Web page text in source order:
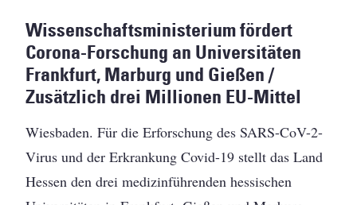
Wissenschaftsministerium fördert
Corona-Forschung an Universitäten
Frankfurt, Marburg und Gießen /
Zusätzlich drei Millionen EU-Mittel
Wiesbaden. Für die Erforschung des SARS-CoV-2-
Virus und der Erkrankung Covid-19 stellt das Land
Hessen den drei medizinführenden hessischen